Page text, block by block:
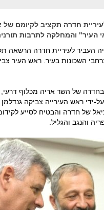
חדרה תקציב לקיומם של
העיר" והמחלקה לתרבות
בחדרה של השר אריה מכלוף
ידי ראש העירייה צביקה
של חדרה והבטיח לסייע
והנגב והגליל.